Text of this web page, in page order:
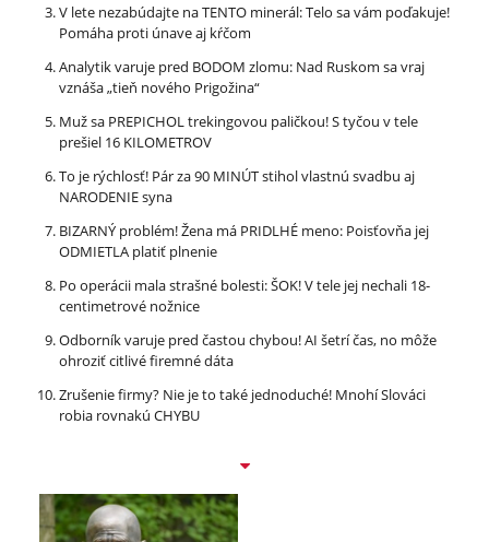
V lete nezabúdajte na TENTO minerál: Telo sa vám poďakuje!
Pomáha proti únave aj kŕčom
Analytik varuje pred BODOM zlomu: Nad Ruskom sa vraj
vznáša „tieň nového Prigožina“
Muž sa PREPICHOL trekingovou paličkou! S tyčou v tele
prešiel 16 KILOMETROV
To je rýchlosť! Pár za 90 MINÚT stihol vlastnú svadbu aj
NARODENIE syna
BIZARNÝ problém! Žena má PRIDLHÉ meno: Poisťovňa jej
ODMIETLA platiť plnenie
Po operácii mala strašné bolesti: ŠOK! V tele jej nechali 18-
centimetrové nožnice
Odborník varuje pred častou chybou! AI šetrí čas, no môže
ohroziť citlivé firemné dáta
Zrušenie firmy? Nie je to také jednoduché! Mnohí Slováci
robia rovnakú CHYBU